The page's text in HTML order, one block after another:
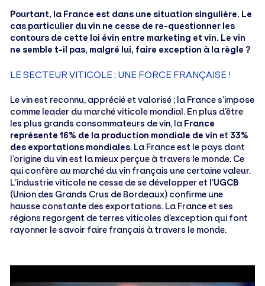
Pourtant, la France est dans une situation singulière. Le
cas particulier du vin ne cesse de re-questionner les
contours de cette loi évin entre marketing et vin. Le vin
ne semble t-il pas, malgré lui, faire exception à la règle ?
LE SECTEUR VITICOLE ; UNE FORCE FRANÇAISE !
Le vin est reconnu, apprécié et valorisé ; la France s’impose
comme leader du marché viticole mondial. En plus d’être
les plus grands consommateurs de vin, la France
représente 16% de la production mondiale de vin et33%
des exportations mondiales. La France est le pays dont
l’origine du vin est la mieux perçue à travers le monde. Ce
qui confère au marché du vin français une certaine valeur.
L’industrie viticole ne cesse de se développer et l’UGCB
(Union des Grands Crus de Bordeaux) confirme une
hausse constante des exportations. La France et ses
régions regorgent de terres viticoles d’exception qui font
rayonner le savoir faire français à travers le monde.